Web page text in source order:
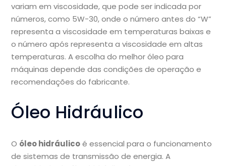
variam em viscosidade, que pode ser indicada por
números, como 5W-30, onde o número antes do “W”
representa a viscosidade em temperaturas baixas e
o número após representa a viscosidade em altas
temperaturas. A escolha do melhor óleo para
máquinas depende das condições de operação e
recomendações do fabricante.
Óleo Hidráulico
O óleo hidráulicoé essencial para o funcionamento
de sistemas de transmissão de energia. A